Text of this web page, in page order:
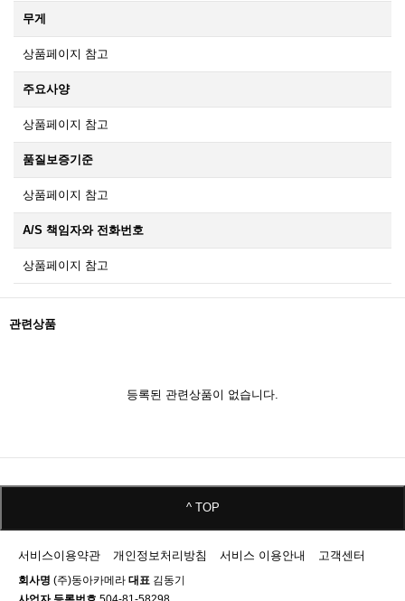
무게
상품페이지 참고
주요사양
상품페이지 참고
품질보증기준
상품페이지 참고
A/S 책임자와 전화번호
상품페이지 참고
관련상품
등록된 관련상품이 없습니다.
^ TOP
서비스이용약관 개인정보처리방침 서비스 이용안내 고객센터
회사명 (주)동아카메라 대표 김동기